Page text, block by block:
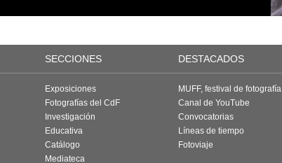
SECCIONES DESTACADOS
Exposiciones
Fotografías del CdF
Investigación
Educativa
Catálogo
Mediateca
MUFF, festival de fotografía
Canal de YouTube
Convocatorias
Líneas de tiempo
Fotoviaje